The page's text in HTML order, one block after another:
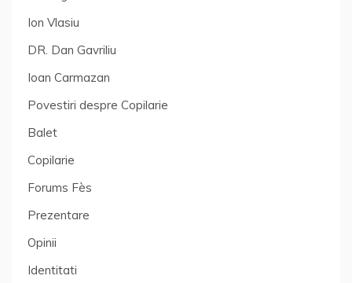
Ion Vlasiu
DR. Dan Gavriliu
Ioan Carmazan
Povestiri despre Copilarie
Balet
Copilarie
Forums Fès
Prezentare
Opinii
Identitati